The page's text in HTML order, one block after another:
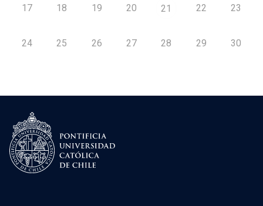
17 18 19 20 21 22 23
24 25 26 27 28 29 30